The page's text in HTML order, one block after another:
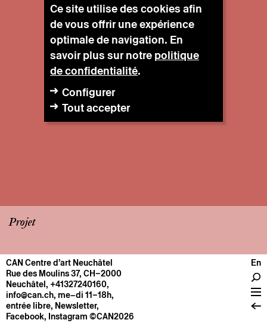
Projet
CENTRE
Infos pratiques
Fonctionnement
À propos
CAN Centre d’art Neuchâtel
Rue des Moulins 37, CH–2000
Neuchâtel, +41327240160,
info@can.ch, me–di 11–18h,
entrée libre, Newsletter,
Facebook, Instagram ©CAN2026
En
Ce site utilise des cookies afin
de vous offrir une expérience
optimale de navigation. En
savoir plus sur notre politique
de confidentialité.
Configurer
Tout accepter